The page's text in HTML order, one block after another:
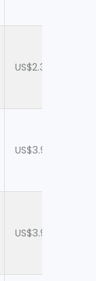
US$2.38
US$3.97
US$3.97